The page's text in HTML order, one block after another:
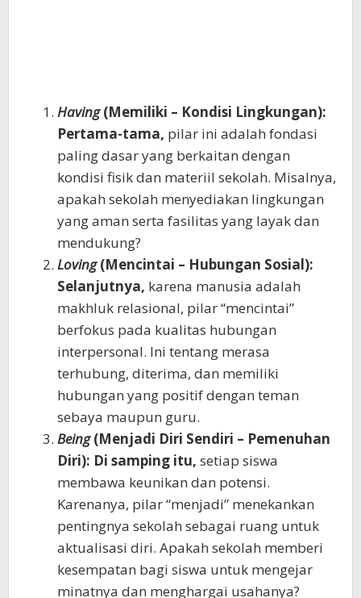
Having(Memiliki – Kondisi Lingkungan):
Pertama-tama, pilar ini adalah fondasi
paling dasar yang berkaitan dengan
kondisi fisik dan materiil sekolah. Misalnya,
apakah sekolah menyediakan lingkungan
yang aman serta fasilitas yang layak dan
mendukung?
Loving(Mencintai – Hubungan Sosial):
Selanjutnya, karena manusia adalah
makhluk relasional, pilar “mencintai”
berfokus pada kualitas hubungan
interpersonal. Ini tentang merasa
terhubung, diterima, dan memiliki
hubungan yang positif dengan teman
sebaya maupun guru.
Being(Menjadi Diri Sendiri – Pemenuhan
Diri): Di samping itu, setiap siswa
membawa keunikan dan potensi.
Karenanya, pilar “menjadi” menekankan
pentingnya sekolah sebagai ruang untuk
aktualisasi diri. Apakah sekolah memberi
kesempatan bagi siswa untuk mengejar
minatnya dan menghargai usahanya?